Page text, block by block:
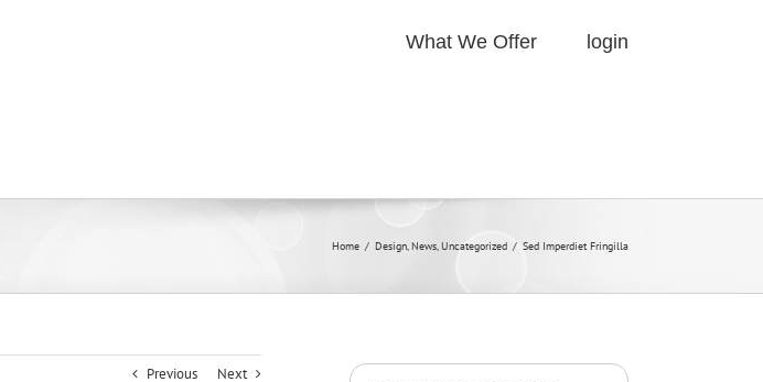
What We Offer login
Home / Design,News,Uncategorized / Sed Imperdiet Fringilla
Previous Next